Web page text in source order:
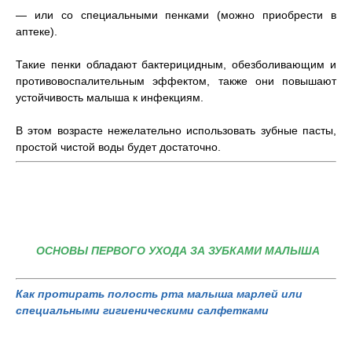
— или со специальными пенками (можно приобрести в
аптеке).
Такие пенки обладают бактерицидным, обезболивающим и
противовоспалительным эффектом, также они повышают
устойчивость малыша к инфекциям.
В этом возрасте нежелательно использовать зубные пасты,
простой чистой воды будет достаточно.
ОСНОВЫ ПЕРВОГО УХОДА ЗА ЗУБКАМИ МАЛЫША
Как протирать полость рта малыша марлей или
специальными гигиеническими салфетками